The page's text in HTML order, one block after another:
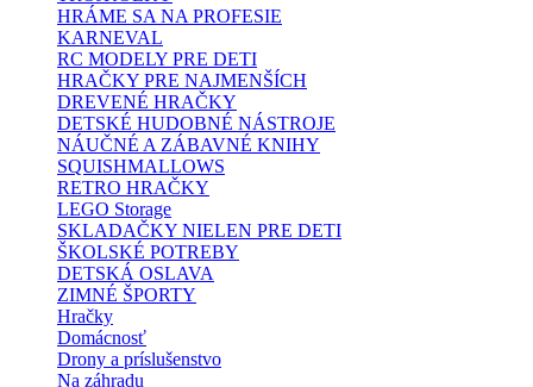
HRÁME SA NA PROFESIE
KARNEVAL
RC MODELY PRE DETI
HRAČKY PRE NAJMENŠÍCH
DREVENÉ HRAČKY
DETSKÉ HUDOBNÉ NÁSTROJE
NÁUČNÉ A ZÁBAVNÉ KNIHY
SQUISHMALLOWS
RETRO HRAČKY
LEGO Storage
SKLADAČKY NIELEN PRE DETI
ŠKOLSKÉ POTREBY
DETSKÁ OSLAVA
ZIMNÉ ŠPORTY
Hračky
Domácnosť
Drony a príslušenstvo
Na záhradu